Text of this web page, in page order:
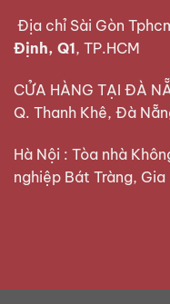
Địa chỉ Sài Gòn
Định, Q1, TP.HCM
CỬA HÀNG TẠI ĐÀ
Q. Thanh Khê, Đà
Hà Nội : Tòa nhà
nghiệp Bát Tràng, Gia